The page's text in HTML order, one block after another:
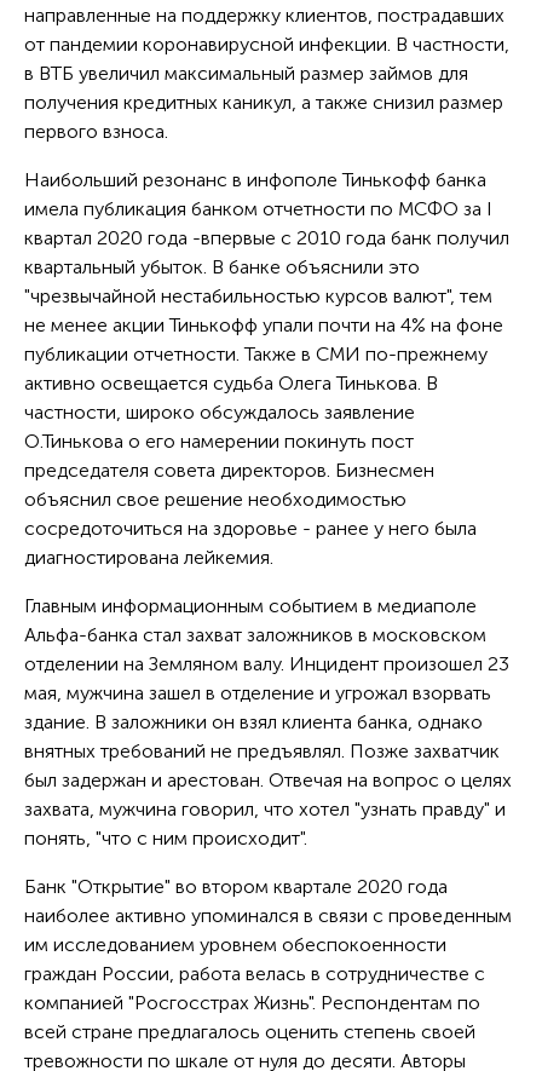
направленные на поддержку клиентов, пострадавших
от пандемии коронавирусной инфекции. В частности,
в ВТБ увеличил максимальный размер займов для
получения кредитных каникул, а также снизил размер
первого взноса.
Наибольший резонанс в инфополе Тинькофф банка
имела публикация банком отчетности по МСФО за I
квартал 2020 года -впервые с 2010 года банк получил
квартальный убыток. В банке объяснили это
"чрезвычайной нестабильностью курсов валют", тем
не менее акции Тинькофф упали почти на 4% на фоне
публикации отчетности. Также в СМИ по-прежнему
активно освещается судьба Олега Тинькова. В
частности, широко обсуждалось заявление
О.Тинькова о его намерении покинуть пост
председателя совета директоров. Бизнесмен
объяснил свое решение необходимостью
сосредоточиться на здоровье - ранее у него была
диагностирована лейкемия.
Главным информационным событием в медиаполе
Альфа-банка стал захват заложников в московском
отделении на Земляном валу. Инцидент произошел 23
мая, мужчина зашел в отделение и угрожал взорвать
здание. В заложники он взял клиента банка, однако
внятных требований не предъявлял. Позже захватчик
был задержан и арестован. Отвечая на вопрос о целях
захвата, мужчина говорил, что хотел "узнать правду" и
понять, "что с ним происходит".
Банк "Открытие" во втором квартале 2020 года
наиболее активно упоминался в связи с проведенным
им исследованием уровнем обеспокоенности
граждан России, работа велась в сотрудничестве с
компанией "Росгосстрах Жизнь". Респондентам по
всей стране предлагалось оценить степень своей
тревожности по шкале от нуля до десяти. Авторы